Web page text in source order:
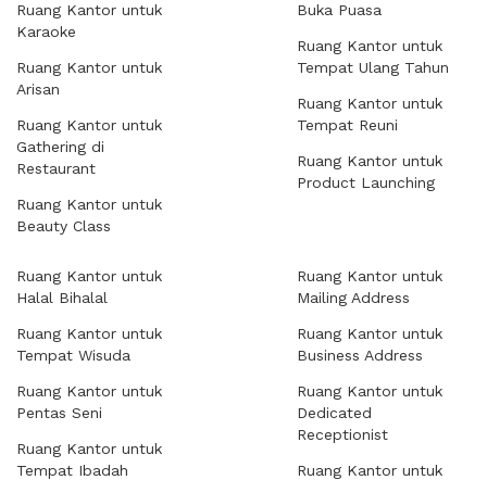
Ruang Kantor untuk
Karaoke
Ruang Kantor untuk
Arisan
Ruang Kantor untuk
Gathering di
Restaurant
Ruang Kantor untuk
Beauty Class
Buka Puasa
Ruang Kantor untuk
Tempat Ulang Tahun
Ruang Kantor untuk
Tempat Reuni
Ruang Kantor untuk
Product Launching
Ruang Kantor untuk
Halal Bihalal
Ruang Kantor untuk
Tempat Wisuda
Ruang Kantor untuk
Pentas Seni
Ruang Kantor untuk
Tempat Ibadah
Ruang Kantor untuk
Mailing Address
Ruang Kantor untuk
Business Address
Ruang Kantor untuk
Dedicated
Receptionist
Ruang Kantor untuk